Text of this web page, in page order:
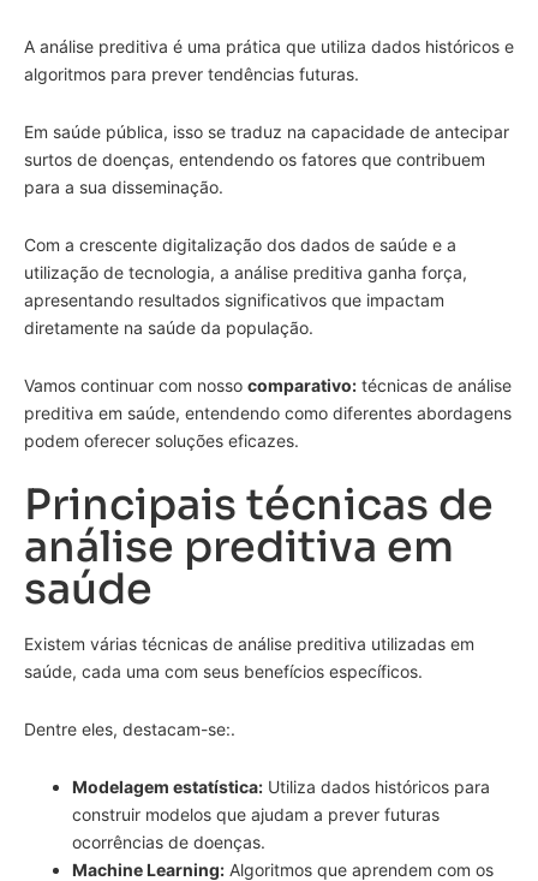
A análise preditiva é uma prática que utiliza dados históricos e
algoritmos para prever tendências futuras.
Em saúde pública, isso se traduz na capacidade de antecipar
surtos de doenças, entendendo os fatores que contribuem
para a sua disseminação.
Com a crescente digitalização dos dados de saúde e a
utilização de tecnologia, a análise preditiva ganha força,
apresentando resultados significativos que impactam
diretamente na saúde da população.
Vamos continuar com nosso comparativo: técnicas de análise
preditiva em saúde, entendendo como diferentes abordagens
podem oferecer soluções eficazes.
Principais técnicas de
análise preditiva em
saúde
Existem várias técnicas de análise preditiva utilizadas em
saúde, cada uma com seus benefícios específicos.
Dentre eles, destacam-se:.
Modelagem estatística: Utiliza dados históricos para
construir modelos que ajudam a prever futuras
ocorrências de doenças.
Machine Learning: Algoritmos que aprendem com os